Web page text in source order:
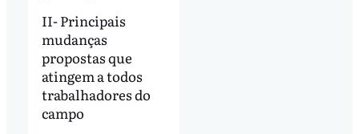
II- Principais
mudanças
propostas que
atingem a todos
trabalhadores do
campo